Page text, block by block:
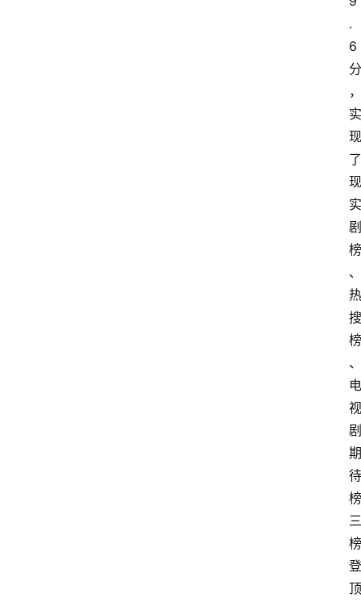
.
6
分
，
实
现
了
现
实
剧
榜
、
热
搜
榜
、
电
视
剧
期
待
榜
三
榜
登
顶